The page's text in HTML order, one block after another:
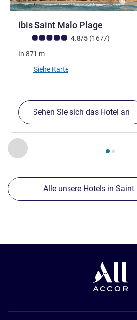
Zurück - Unsere anderen
Seite , Unsere anderen
ibis Saint Malo Plage
Note Kundenmeinungen (Bewertung
4.8/5 (1677)
In 871 m
Siehe Karte
Sehen Sie sich das Hotel an
Alle unsere Hotels in Saint